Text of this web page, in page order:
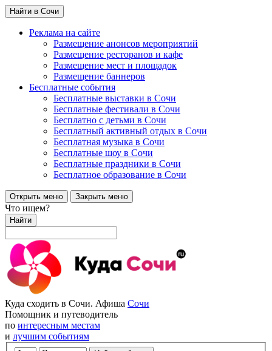
Найти в Сочи
Реклама на сайте
Размещение анонсов мероприятий
Размещение ресторанов и кафе
Размещение мест и площадок
Размещение баннеров
Бесплатные события
Бесплатные выставки в Сочи
Бесплатные фестивали в Сочи
Бесплатно с детьми в Сочи
Бесплатный активный отдых в Сочи
Бесплатная музыка в Сочи
Бесплатные шоу в Сочи
Бесплатные праздники в Сочи
Бесплатное образование в Сочи
Открыть меню Закрыть меню
Что ищем?
Найти
Куда сходить в Сочи. Афиша Сочи
Помощник и путеводитель
по интересным местам
и лучшим событиям